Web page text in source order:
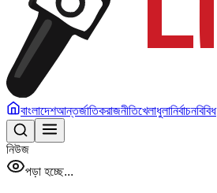
বাংলাদেশআন্তর্জাতিকরাজনীতিখেলাধুলানির্বাচনবিবিধ
নিউজ
পড়া হচ্ছে...